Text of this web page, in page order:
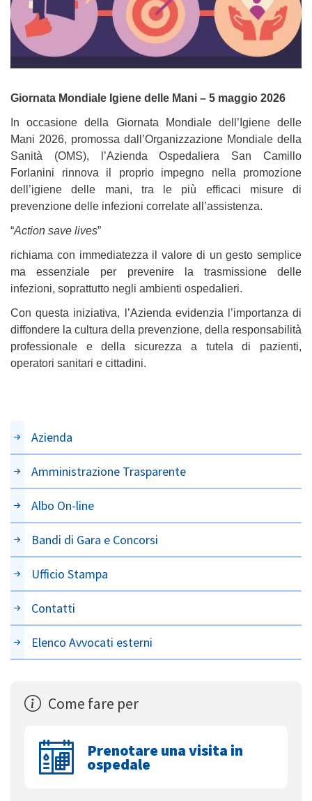
Giornata Mondiale Igiene delle Mani – 5 maggio 2026
In occasione della Giornata Mondiale dell’Igiene delle
Mani 2026, promossa dall’Organizzazione Mondiale della
Sanità (OMS), l’Azienda Ospedaliera San Camillo
Forlanini rinnova il proprio impegno nella promozione
dell’igiene delle mani, tra le più efficaci misure di
prevenzione delle infezioni correlate all’assistenza.
“Action save lives”
richiama con immediatezza il valore di un gesto semplice
ma essenziale per prevenire la trasmissione delle
infezioni, soprattutto negli ambienti ospedalieri.
Con questa iniziativa, l’Azienda evidenzia l’importanza di
diffondere la cultura della prevenzione, della responsabilità
professionale e della sicurezza a tutela di pazienti,
operatori sanitari e cittadini.
Azienda
Amministrazione Trasparente
Albo On-line
Bandi di Gara e Concorsi
Ufficio Stampa
Contatti
Elenco Avvocati esterni
Come fare per
Prenotare una visita in
ospedale